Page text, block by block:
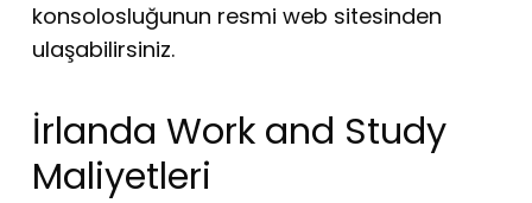
konsolosluğunun resmi web sitesinden
ulaşabilirsiniz.
İrlanda Work and Study
Maliyetleri